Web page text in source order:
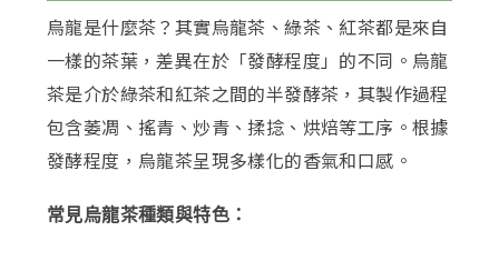
烏龍是什麼茶？其實烏龍茶、綠茶、紅茶都是來自
一樣的茶葉，差異在於「發酵程度」的不同。烏龍
茶是介於綠茶和紅茶之間的半發酵茶，其製作過程
包含萎凋、搖青、炒青、揉捻、烘焙等工序。根據
發酵程度，烏龍茶呈現多樣化的香氣和口感。
常見烏龍茶種類與特色：